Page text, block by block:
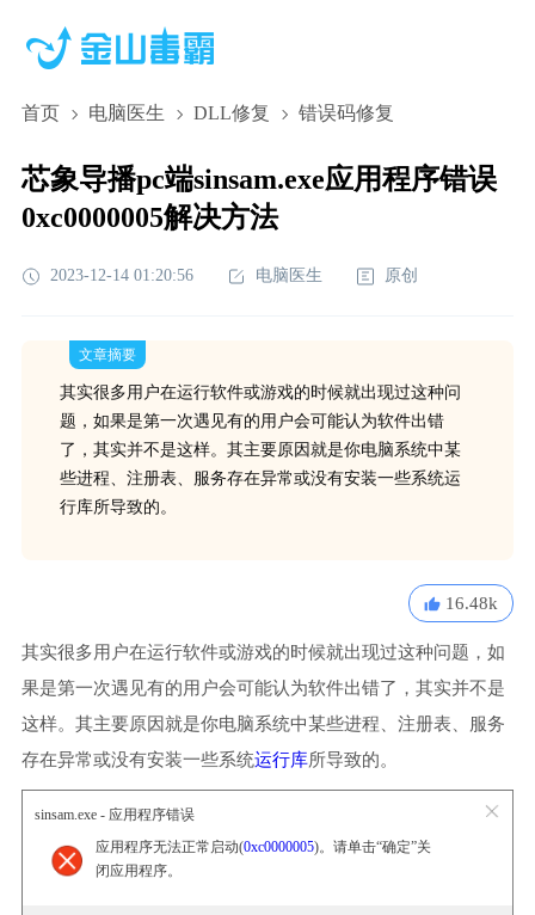
首页 电脑医生 DLL修复 错误码修复
芯象导播pc端sinsam.exe应用程序错误
0xc0000005解决方法
2023-12-14 01:20:56 电脑医生 原创
文章摘要
其实很多用户在运行软件或游戏的时候就出现过这种问
题，如果是第一次遇见有的用户会可能认为软件出错
了，其实并不是这样。其主要原因就是你电脑系统中某
些进程、注册表、服务存在异常或没有安装一些系统运
行库所导致的。
16.48k
其实很多用户在运行软件或游戏的时候就出现过这种问题，如
果是第一次遇见有的用户会可能认为软件出错了，其实并不是
这样。其主要原因就是你电脑系统中某些进程、注册表、服务
存在异常或没有安装一些系统运行库所导致的。
sinsam.exe - 应用程序错误
应用程序无法正常启动(0xc0000005)。请单击“确定”关
闭应用程序。